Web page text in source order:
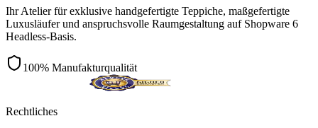
Ihr Atelier für exklusive handgefertigte Teppiche, maßgefertigte
Luxusläufer und anspruchsvolle Raumgestaltung auf Shopware 6
Headless-Basis.
100% Manufakturqualität
Rechtliches